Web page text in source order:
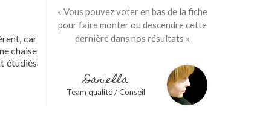
car
chaise
étudiés
« Vous pouvez voter en bas de la fiche
pour faire monter ou descendre cette
dernière dans nos résultats »
Daniella
Team qualité / Conseil